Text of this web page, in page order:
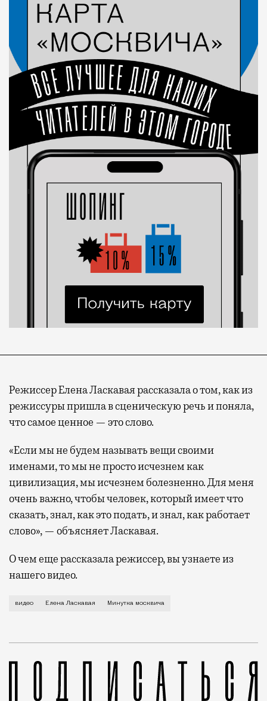
Режиссер Елена Ласкавая рассказала о том, как из
режиссуры пришла в сценическую речь и поняла,
что самое ценное — это слово.
«Если мы не будем называть вещи своими
именами, то мы не просто исчезнем как
цивилизация, мы исчезнем болезненно. Для меня
очень важно, чтобы человек, который имеет что
сказать, знал, как это подать, и знал, как работает
слово», — объясняет Ласкавая.
О чем еще рассказала режиссер, вы узнаете из
нашего видео.
В нашей видеорубрике писатели, режиссеры,
видео Елена Ласкавая Минутка москвича